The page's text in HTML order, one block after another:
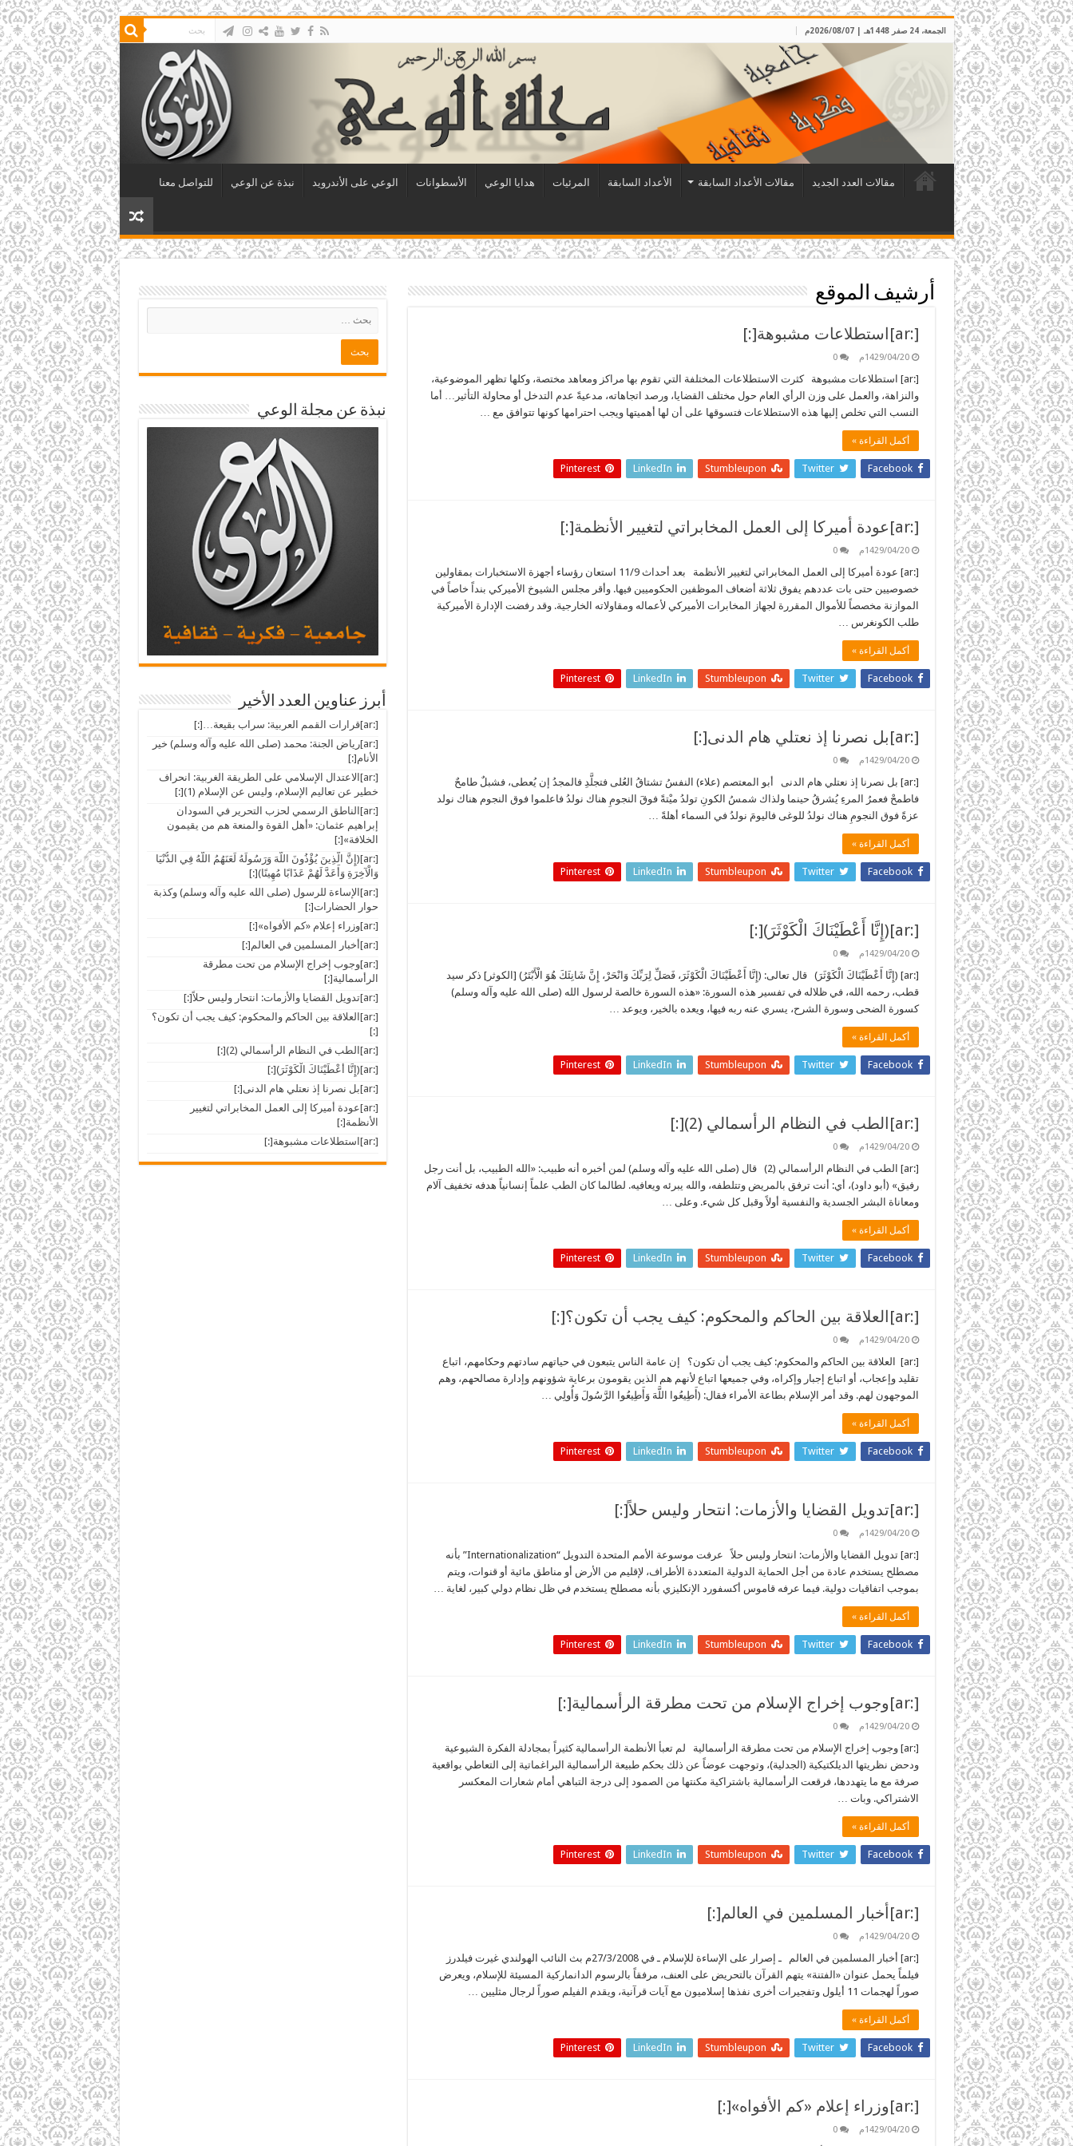
الجمعة، 24 صفر 1448هـ | 2026/08/07م
مقالات العدد الجديد مقالات الأعداد السابقة الأعداد السابقة المرئيات هدايا الوعي الأسطوانات الوعي على الأندرويد نبذة عن الوعي للتواصل معنا
أرشيف الموقع
[:ar]استطلاعات مشبوهة[:]
1429/04/20م 0
[:ar] استطلاعات مشبوهة كثرت الاستطلاعات المختلفة التي تقوم بها مراكز ومعاهد مختصة، وكلها تظهر الموضوعية،
والنزاهة، والعمل على وزن الرأي العام حول مختلف القضايا، ورصد اتجاهاته، مدعيةً عدم التدخل أو محاولة التأثير… أما
النسب التي تخلص إليها هذه الاستطلاعات فتسوقها على أن لها أهميتها ويجب احترامها كونها تتوافق مع …
أكمل القراءة »
Facebook
Twitter
Stumbleupon
LinkedIn
Pinterest
[:ar]عودة أميركا إلى العمل المخابراتي لتغيير الأنظمة[:]
1429/04/20م 0
[:ar] عودة أميركا إلى العمل المخابراتي لتغيير الأنظمة بعد أحداث 11/9 استعان رؤساء أجهزة الاستخبارات بمقاولين
خصوصيين حتى بات عددهم يفوق ثلاثة أضعاف الموظفين الحكوميين فيها. وأقر مجلس الشيوخ الأميركي بنداً خاصاً في
الموازنة مخصصاً للأموال المقررة لجهاز المخابرات الأميركي لأعماله ومقاولاته الخارجية. وقد رفضت الإدارة الأميركية
طلب الكونغرس …
أكمل القراءة »
Facebook
Twitter
Stumbleupon
LinkedIn
Pinterest
[:ar]بل نصرنا إذ نعتلي هام الدنى[:]
1429/04/20م 0
[:ar] بل نصرنا إذ نعتلي هام الدنى أبو المعتصم (علاء) النفسُ تشتاقُ العُلى فتجلَّدِ فالمجدُ إن يُعطى، فشبلٌ طامحٌ
فاطمحْ فعمرُ المرءِ يُشرقُ حينما ولذاك شمسُ الكونِ تولدُ ميْتةً فوقَ النجومِ هناك نولدُ فاعلموا فوق النجوم هناك نولد
عزةً فوق النجومِ هناك نولدُ للوغى فاليومَ نولدُ في السماء أهلةً …
أكمل القراءة »
Facebook
Twitter
Stumbleupon
LinkedIn
Pinterest
[:ar](إِنَّا أَعْطَيْنَاكَ الْكَوْثَرَ)[:]
1429/04/20م 0
[:ar] (إِنَّا أَعْطَيْنَاكَ الْكَوْثَرَ) قال تعالى: (إِنَّا أَعْطَيْنَاكَ الْكَوْثَرَ، فَصَلِّ لِرَبِّكَ وَانْحَرْ، إِنَّ شَانِئَكَ هُوَ الْأَبْتَرُ) [الكوثر] ذكر سيد
قطب، رحمه الله، في ظلاله في تفسير هذه السورة: «هذه السورة خالصة لرسول الله (صلى الله عليه وآله وسلم)
كسورة الضحى وسورة الشرح، يسري عنه ربه فيها، ويعده بالخير، ويوعد …
أكمل القراءة »
Facebook
Twitter
Stumbleupon
LinkedIn
Pinterest
[:ar]الطب في النظام الرأسمالي (2)[:]
1429/04/20م 0
[:ar] الطب في النظام الرأسمالي (2) قال (صلى الله عليه وآله وسلم) لمن أخبره أنه طبيب: «الله الطبيب، بل أنت رجل
رفيق» (أبو داود)، أي: أنت ترفق بالمريض وتتلطفه، والله يبرئه ويعافيه. لطالما كان الطب علماً إنسانياً هدفه تخفيف آلام
ومعاناة البشر الجسدية والنفسية أولاً وقبل كل شيء. وعلى …
أكمل القراءة »
Facebook
Twitter
Stumbleupon
LinkedIn
Pinterest
[:ar]العلاقة بين الحاكم والمحكوم: كيف يجب أن تكون؟[:]
1429/04/20م 0
[:ar] العلاقة بين الحاكم والمحكوم: كيف يجب أن تكون؟ إن عامة الناس يتبعون في حياتهم سادتهم وحكامهم، اتباع
تقليد وإعجاب، أو اتباع إجبار وإكراه، وفي جميعها اتباع لأنهم هم الذين يقومون برعاية شؤونهم وإدارة مصالحهم، وهم
الموجهون لهم. وقد أمر الإسلام بطاعة الأمراء فقال: (أَطِيعُوا اللَّهَ وَأَطِيعُوا الرَّسُولَ وَأُولِي …
أكمل القراءة »
Facebook
Twitter
Stumbleupon
LinkedIn
Pinterest
[:ar]تدويل القضايا والأزمات: انتحار وليس حلاً[:]
1429/04/20م 0
[:ar] تدويل القضايا والأزمات: انتحار وليس حلاً عرفت موسوعة الأمم المتحدة التدويل “Internationalization” بأنه
مصطلح يستخدم عادة من أجل الحماية الدولية المتعددة الأطراف، لإقليم من الأرض أو مناطق مائية أو قنوات، ويتم
بموجب اتفاقيات دولية. فيما عرفه قاموس أكسفورد الإنكليزي بأنه مصطلح يستخدم في ظل نظام دولي كبير، لغاية …
أكمل القراءة »
Facebook
Twitter
Stumbleupon
LinkedIn
Pinterest
[:ar]وجوب إخراج الإسلام من تحت مطرقة الرأسمالية[:]
1429/04/20م 0
[:ar] وجوب إخراج الإسلام من تحت مطرقة الرأسمالية لم تعبأ الأنظمة الرأسمالية كثيراً بمجادلة الفكرة الشيوعية
ودحض نظريتها الديلكتيكية (الجدلية)، وتوجهت عوضاً عن ذلك بحكم طبيعة الرأسمالية البراغماتية إلى التعاطي بواقعية
صرفة مع ما يتهددها، فرقعت الرأسمالية باشتراكية مكنتها من الصمود إلى درجة التباهي أمام شعارات المعكسر
الاشتراكي. وبات …
أكمل القراءة »
Facebook
Twitter
Stumbleupon
LinkedIn
Pinterest
[:ar]أخبار المسلمين في العالم[:]
1429/04/20م 0
[:ar] أخبار المسلمين في العالم ـ إصرار على الإساءة للإسلام ـ في 27/3/2008م بث النائب الهولندي غيرت فيلدرز
فيلماً يحمل عنوان «الفتنة» يتهم القرآن بالتحريض على العنف، مرفقاً بالرسوم الدانماركية المسيئة للإسلام، ويعرض
صوراً لهجمات 11 أيلول وتفجيرات أخرى نفذها إسلاميون مع آيات قرآنية، ويقدم الفيلم صوراً لرجال مثليين …
أكمل القراءة »
Facebook
Twitter
Stumbleupon
LinkedIn
Pinterest
[:ar]وزراء إعلام «كم الأفواه»[:]
1429/04/20م 0
نبذة عن مجلة الوعي
أبرز عناوين العدد الأخير
[:ar]قرارات القمم العربية: سراب بقيعة…[:]
[:ar]رياض الجنة: محمد (صلى الله عليه وآله وسلم) خير
الأنام[:]
[:ar]الاعتدال الإسلامي على الطريقة الغربية: انحراف
خطير عن تعاليم الإسلام، وليس عن الإسلام (1)[:]
[:ar]الناطق الرسمي لحزب التحرير في السودان
إبراهيم عثمان: «أهل القوة والمنعة هم من يقيمون
الخلافة»[:]
[:ar](إِنَّ الَّذِينَ يُؤْذُونَ اللَّهَ وَرَسُولَهُ لَعَنَهُمُ اللَّهُ فِي الدُّنْيَا
وَالْآخِرَةِ وَأَعَدَّ لَهُمْ عَذَابًا مُهِينًا)[:]
[:ar]الإساءة للرسول (صلى الله عليه وآله وسلم) وكذبة
حوار الحضارات[:]
[:ar]وزراء إعلام «كم الأفواه»[:]
[:ar]أخبار المسلمين في العالم[:]
[:ar]وجوب إخراج الإسلام من تحت مطرقة
الرأسمالية[:]
[:ar]تدويل القضايا والأزمات: انتحار وليس حلاً[:]
[:ar]العلاقة بين الحاكم والمحكوم: كيف يجب أن تكون؟
[:]
[:ar]الطب في النظام الرأسمالي (2)[:]
[:ar](إِنَّا أَعْطَيْنَاكَ الْكَوْثَرَ)[:]
[:ar]بل نصرنا إذ نعتلي هام الدنى[:]
[:ar]عودة أميركا إلى العمل المخابراتي لتغيير
الأنظمة[:]
[:ar]استطلاعات مشبوهة[:]